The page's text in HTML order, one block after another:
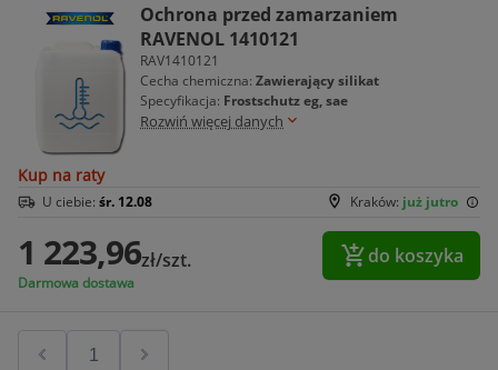
Ochrona przed zamarzaniem
RAVENOL 1410121
RAV1410121
Cecha chemiczna: Zawierający silikat
Specyfikacja: Frostschutz eg, sae
Rozwiń więcej danych
Kup na raty
Kraków: już jutro
U ciebie: śr. 12.08
1 223,96zł/szt.
Darmowa dostawa
do koszyka